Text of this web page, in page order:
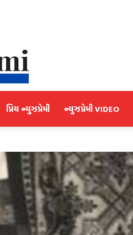
પ્રિય ન્યુઝપ્રેમી ન્યુઝપ્રેમી VIDEO